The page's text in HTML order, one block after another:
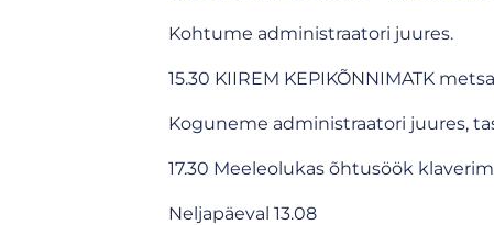
Kohtume administraatori juures.
15.30 KIIREM KEPIKÕNNIMATK
Koguneme administraatori juures,
17.30 Meeleolukas õhtusöök
Neljapäeval 13.08